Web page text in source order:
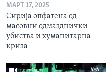
МАРТ 17, 2025
Сирија опфатена од
масовни одмазднички
убиства и хуманитарна
криза